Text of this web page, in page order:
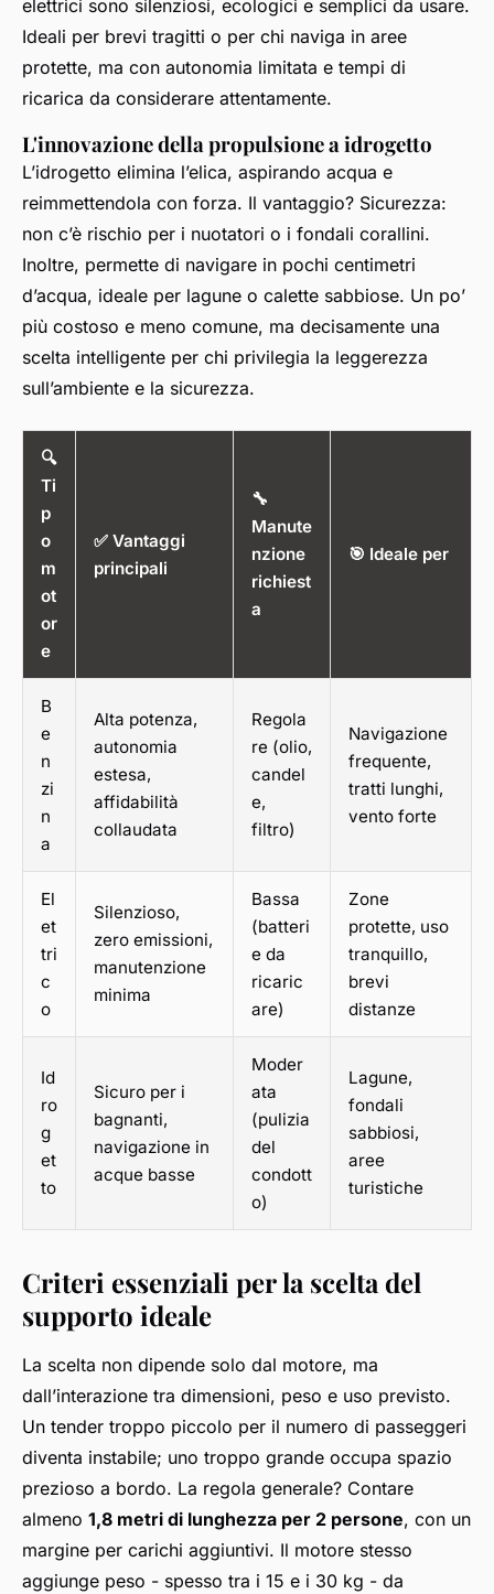
elettrici sono silenziosi, ecologici e semplici da usare.
Ideali per brevi tragitti o per chi naviga in aree
protette, ma con autonomia limitata e tempi di
ricarica da considerare attentamente.
L'innovazione della propulsione a idrogetto
L’idrogetto elimina l’elica, aspirando acqua e
reimmettendola con forza. Il vantaggio? Sicurezza:
non c’è rischio per i nuotatori o i fondali corallini.
Inoltre, permette di navigare in pochi centimetri
d’acqua, ideale per lagune o calette sabbiose. Un po’
più costoso e meno comune, ma decisamente una
scelta intelligente per chi privilegia la leggerezza
sull’ambiente e la sicurezza.
🔍
Ti
p
o
m
ot
or
e
✅ Vantaggi
principali
🔧
Manute
nzione
richiest
a
🎯 Ideale per
B
e
n
zi
n
a
Alta potenza,
autonomia
estesa,
affidabilità
collaudata
Regola
re (olio,
candel
e,
filtro)
Navigazione
frequente,
tratti lunghi,
vento forte
El
et
tri
c
o
Silenzioso,
zero emissioni,
manutenzione
minima
Bassa
(batteri
e da
ricaric
are)
Zone
protette, uso
tranquillo,
brevi
distanze
Id
ro
g
et
to
Sicuro per i
bagnanti,
navigazione in
acque basse
Moder
ata
(pulizia
del
condott
o)
Lagune,
fondali
sabbiosi,
aree
turistiche
Criteri essenziali per la scelta del
supporto ideale
La scelta non dipende solo dal motore, ma
dall’interazione tra dimensioni, peso e uso previsto.
Un tender troppo piccolo per il numero di passeggeri
diventa instabile; uno troppo grande occupa spazio
prezioso a bordo. La regola generale? Contare
almeno 1,8 metri di lunghezza per 2 persone, con un
margine per carichi aggiuntivi. Il motore stesso
aggiunge peso - spesso tra i 15 e i 30 kg - da